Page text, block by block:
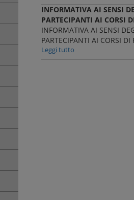
INFORMATIVA AI SENSI
PARTECIPANTI AI CORSI
INFORMATIVA AI SENSI
PARTECIPANTI AI CORSI
Leggi tutto